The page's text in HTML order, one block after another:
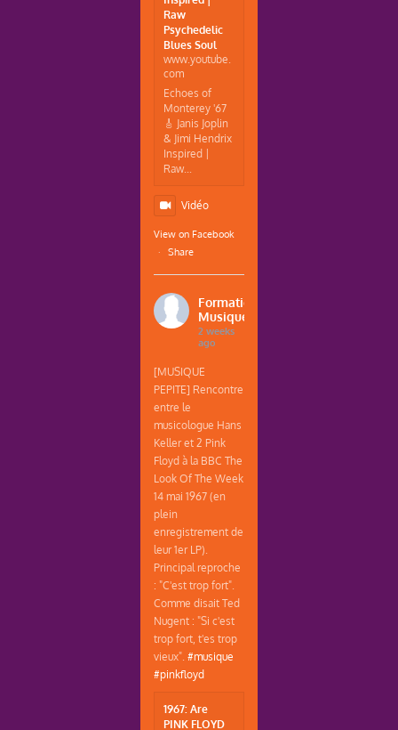
Raw
Psychedelic
Blues Soul
www.youtube.
com
Echoes of
Monterey '67
🎸 Janis Joplin
& Jimi Hendrix
Inspired |
Raw...
Vidéo
View on Facebook
·
Share
Formations
Musique
2 weeks
ago
[MUSIQUE
PEPITE] Rencontre
entre le
musicologue Hans
Keller et 2 Pink
Floyd à la BBC The
Look Of The Week
14 mai 1967 (en
plein
enregistrement de
leur 1er LP).
Principal reproche
: "C'est trop fort".
Comme disait Ted
Nugent : "Si c'est
trop fort, t'es trop
vieux".#musique
#pinkfloyd
1967: Are
PINK FLOYD